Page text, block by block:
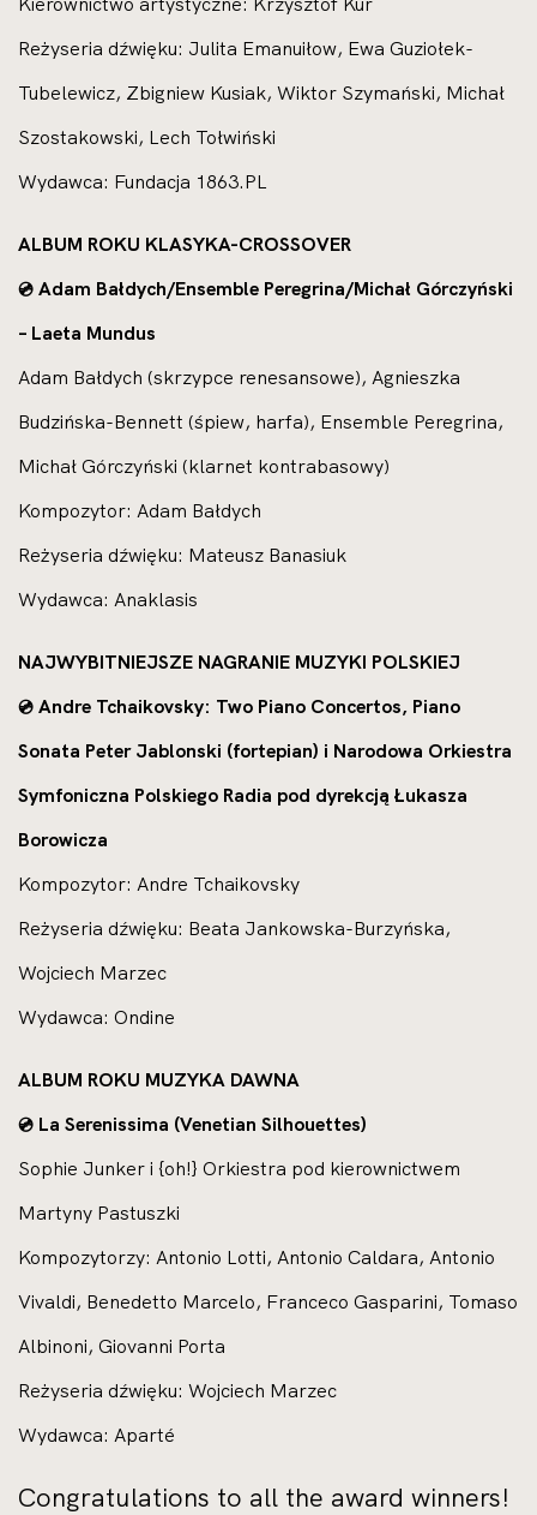
Reżyseria dźwięku: Julita Emanuiłow, Ewa Guziołek-
Tubelewicz, Zbigniew Kusiak, Wiktor Szymański, Michał
Szostakowski, Lech Tołwiński
Wydawca: Fundacja 1863.PL
ALBUM ROKU KLASYKA-CROSSOVER
💿 Adam Bałdych/Ensemble Peregrina/Michał Górczyński
– Laeta Mundus
Adam Bałdych (skrzypce renesansowe), Agnieszka
Budzińska-Bennett (śpiew, harfa), Ensemble Peregrina,
Michał Górczyński (klarnet kontrabasowy)
Kompozytor: Adam Bałdych
Reżyseria dźwięku: Mateusz Banasiuk
Wydawca: Anaklasis
NAJWYBITNIEJSZE NAGRANIE MUZYKI POLSKIEJ
💿 Andre Tchaikovsky: Two Piano Concertos, Piano
Sonata Peter Jablonski (fortepian) i Narodowa Orkiestra
Symfoniczna Polskiego Radia pod dyrekcją Łukasza
Borowicza
Kompozytor: Andre Tchaikovsky
Reżyseria dźwięku: Beata Jankowska-Burzyńska,
Wojciech Marzec
Wydawca: Ondine
ALBUM ROKU MUZYKA DAWNA
💿 La Serenissima (Venetian Silhouettes)
Sophie Junker i {oh!} Orkiestra pod kierownictwem
Martyny Pastuszki
Kompozytorzy: Antonio Lotti, Antonio Caldara, Antonio
Vivaldi, Benedetto Marcelo, Franceco Gasparini, Tomaso
Albinoni, Giovanni Porta
Reżyseria dźwięku: Wojciech Marzec
Wydawca: Aparté
Congratulations to all the award winners!